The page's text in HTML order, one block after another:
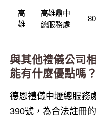
高
雄
高雄鼎中
總服務處
與其他禮儀公司
能有什麼優點嗎？
德恩禮儀中壢總服務
390號，為合法註冊